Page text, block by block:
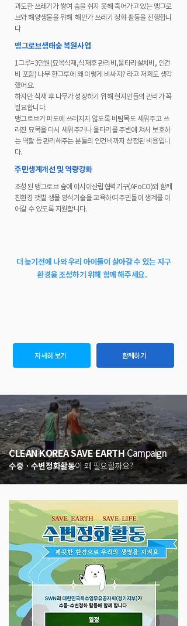
과도한 쓰레기가 쌓여 숨을 쉬지 못해 죽어가고 있는 맹그로
브와 해양생물을 위해 해안가 쓰레기 정화 활동을 진행합니
다
맹그로브생태숲 복원사업
1그루=3만원(묘목식재,식재후 관리비,울타리설치비, 인건
비 포함) 나무 한그루에 왜 이렇게 비싸지? 라고 저희도 생각
했어요.
하지만 식재 후 나무가 성장하기 위해 현지인들의 관리가 꼭
필요합니다.
맹그로브가 파도에 쓰러지지 않도록 버팀목도 세워주고 쓰
러진 묘목을 다시 세워주거나 울타리를 주변에 쳐서 보호하
는 역할 등 관리해주는 분들의 인건비까지 상정된 비용입니
다.
주민생계개선 및 역량강화
조성된 맹그로브 숲에 아시아산립협력기구(AFoCO)와 함께
친환경 갯벌 생물 양식기술을 교육하여 주민들이 생계를 이
어갈 수 있도록 지원합니다.
더 늦기전에 나와 우리 아이들이 살아갈 수 있는 지구
환경을 조성하기 위해 함께 해주세요.
자세히 보기 함께하기
CLEAN KOREA SAVE EARTHCampaign
수중 · 수변정화활동이 왜 필요할까요?